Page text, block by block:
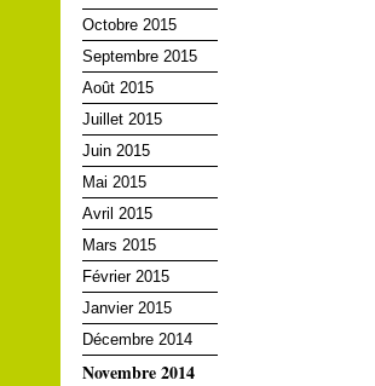
Octobre 2015
Septembre 2015
Août 2015
Juillet 2015
Juin 2015
Mai 2015
Avril 2015
Mars 2015
Février 2015
Janvier 2015
Décembre 2014
Novembre 2014